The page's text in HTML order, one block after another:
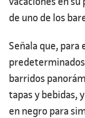
de uno de los
Señala que,
barridos
tapas y bebidas,
en negro para